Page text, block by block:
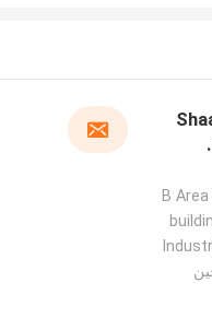
Electronic Co., Ltd.
B